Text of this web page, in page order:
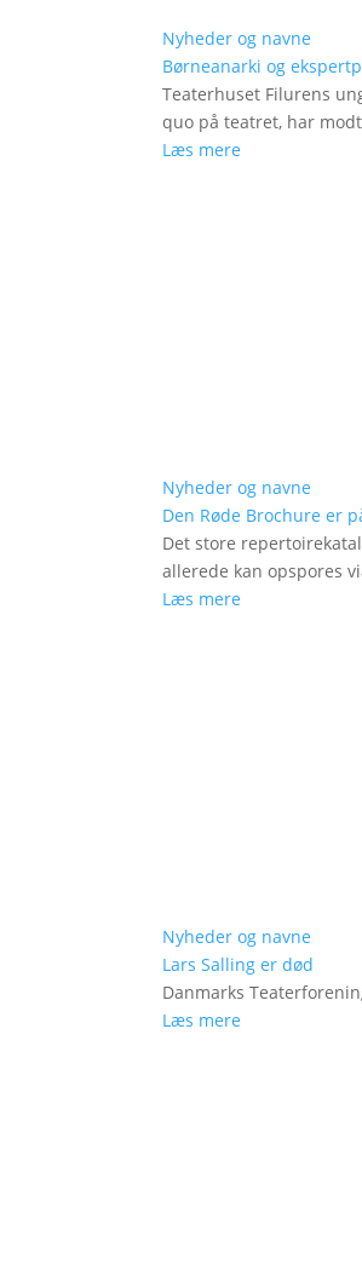
Nyheder og navne
Børneanarki og
Teaterhuset Filurens
quo på teatret, har
Læs mere
Nyheder og navne
Den Røde Brochure er
Det store
allerede kan opspores
Læs mere
Nyheder og navne
Lars Salling er død
Danmarks
Læs mere